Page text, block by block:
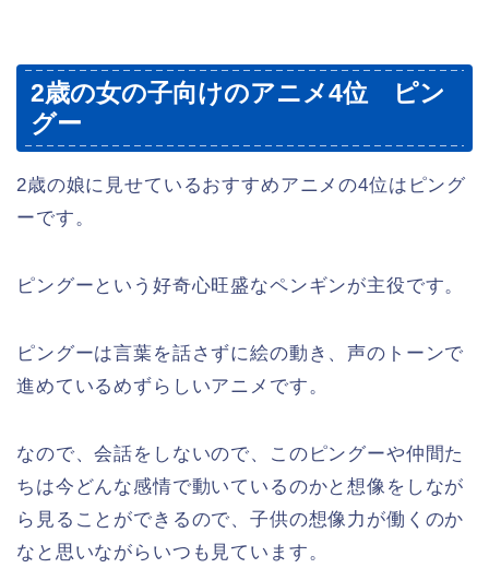
2歳の女の子向けのアニメ4位 ピン
グー
2歳の娘に見せているおすすめアニメの4位はピング
ーです。
ピングーという好奇心旺盛なペンギンが主役です。
ピングーは言葉を話さずに絵の動き、声のトーンで
進めているめずらしいアニメです。
なので、会話をしないので、このピングーや仲間た
ちは今どんな感情で動いているのかと想像をしなが
ら見ることができるので、子供の想像力が働くのか
なと思いながらいつも見ています。